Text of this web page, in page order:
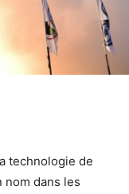
technologie de
nom dans les